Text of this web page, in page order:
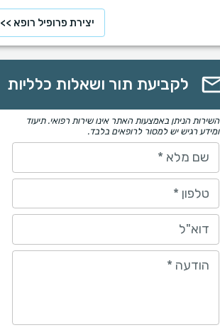
יצירת פרופיל רופא >>
לקביעת תור ושאלות כלליות
השירות הניתן באמצעות האתר אינו שירות רפואי. תיעוד
ומידע רגיש יש למסור לרופאים בלבד.
שם מלא *
טלפון *
דוא"ל
הודעה *